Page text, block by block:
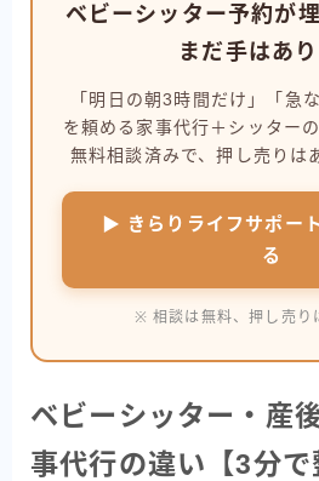
ベビーシッター予約が埋
まだ手はあ
「明日の朝3時間だけ」「急
を頼める家事代行＋シッター
無料相談済みで、押し売りは
▶ きらりライフサポー
る
※ 相談は無料、押し売り
ベビーシッター・産
事代行の違い【3分で